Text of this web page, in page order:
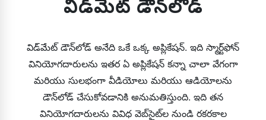
విడ్‌మేట్ డౌన్‌లోడ్
విడ్‌మేట్ డౌన్‌లోడ్ అనేది ఒకే ఒక్క అప్లికేషన్. ఇది స్మార్ట్‌ఫోన్
వినియోగదారులను ఇతర ఏ అప్లికేషన్ కన్నా చాలా వేగంగా
మరియు సులభంగా వీడియోలు మరియు ఆడియోలను
డౌన్‌లోడ్ చేసుకోవడానికి అనుమతిస్తుంది. ఇది తన
వినియోగదారులను వివిధ వెబ్‌సైట్‌ల నుండి రకరకాల